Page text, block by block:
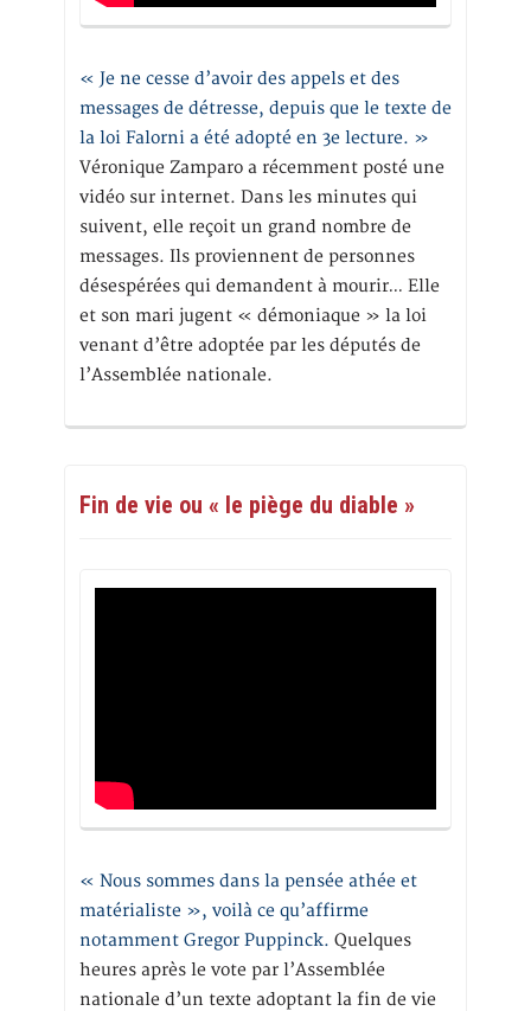
« Je ne cesse d’avoir des appels et des
messages de détresse, depuis que le texte de
la loi Falorni a été adopté en 3e lecture. »
Véronique Zamparo a récemment posté une
vidéo sur internet. Dans les minutes qui
suivent, elle reçoit un grand nombre de
messages. Ils proviennent de personnes
désespérées qui demandent à mourir… Elle
et son mari jugent « démoniaque » la loi
venant d’être adoptée par les députés de
l’Assemblée nationale.
Fin de vie ou « le piège du diable »
« Nous sommes dans la pensée athée et
matérialiste », voilà ce qu’affirme
notamment Gregor Puppinck. Quelques
heures après le vote par l’Assemblée
nationale d’un texte adoptant la fin de vie